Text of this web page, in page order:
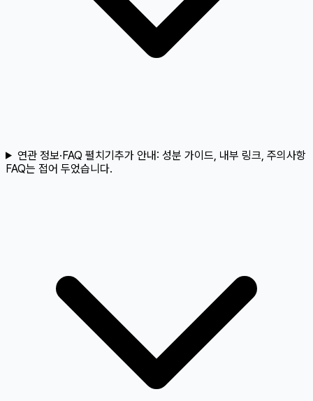
연관 정보·FAQ 펼치기추가 안내: 성분 가이드, 내부 링크, 주의사항
FAQ는 접어 두었습니다.